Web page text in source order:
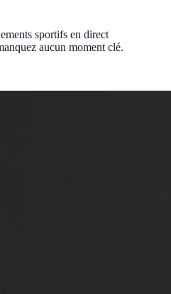
sportifs en direct
aucun moment clé.